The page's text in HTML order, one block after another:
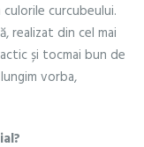
curcubeului.
realizat din cel mai
și tocmai bun de
vorba,